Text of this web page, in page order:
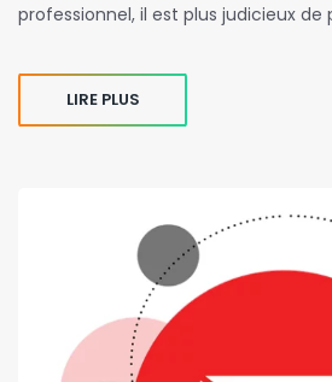
professionnel, il est plus judicieux de
LIRE PLUS